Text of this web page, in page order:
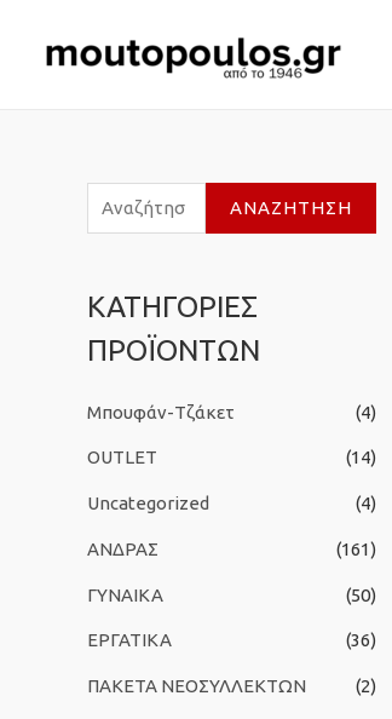
ν
ζ
ή
η
σ
ι
α
:
ΑΝΑΖΉΤΗΣΗ
ΚΑΤΗΓΟΡΙΕΣ
ΠΡΟΪΟΝΤΩΝ
Μπουφάν-Τζάκετ (4)
OUTLET (14)
Uncategorized (4)
ΑΝΔΡΑΣ (161)
ΓΥΝΑΙΚΑ (50)
ΕΡΓΑΤΙΚΑ (36)
ΠΑΚΕΤΑ ΝΕΟΣΥΛΛΕΚΤΩΝ (2)